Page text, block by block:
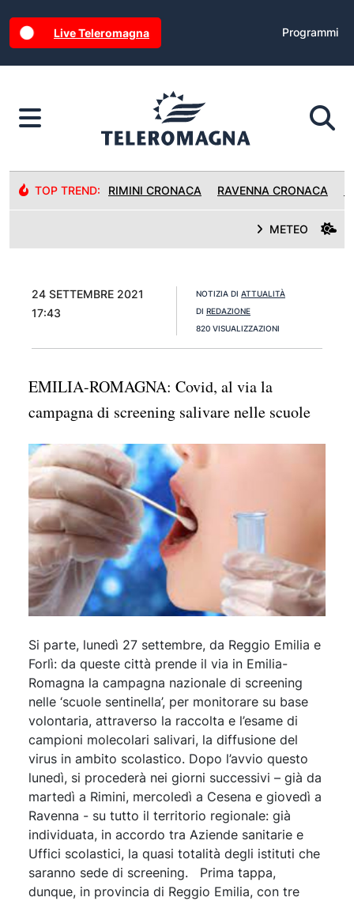
Live Teleromagna Programmi
TOP TREND: RIMINI CRONACA RAVENNA CRONACA
METEO
24 SETTEMBRE 2021
17:43
NOTIZIA DI ATTUALITÀ
DI REDAZIONE
820 VISUALIZZAZIONI
EMILIA-ROMAGNA: Covid, al via la
campagna di screening salivare nelle scuole
Si parte, lunedì 27 settembre, da Reggio Emilia e
Forlì: da queste città prende il via in Emilia-
Romagna la campagna nazionale di screening
nelle ‘scuole sentinella’, per monitorare su base
volontaria, attraverso la raccolta e l’esame di
campioni molecolari salivari, la diffusione del
virus in ambito scolastico. Dopo l’avvio questo
lunedì, si procederà nei giorni successivi – già da
martedì a Rimini, mercoledì a Cesena e giovedì a
Ravenna - su tutto il territorio regionale: già
individuata, in accordo tra Aziende sanitarie e
Uffici scolastici, la quasi totalità degli istituti che
saranno sede di screening. Prima tappa,
dunque, in provincia di Reggio Emilia, con tre